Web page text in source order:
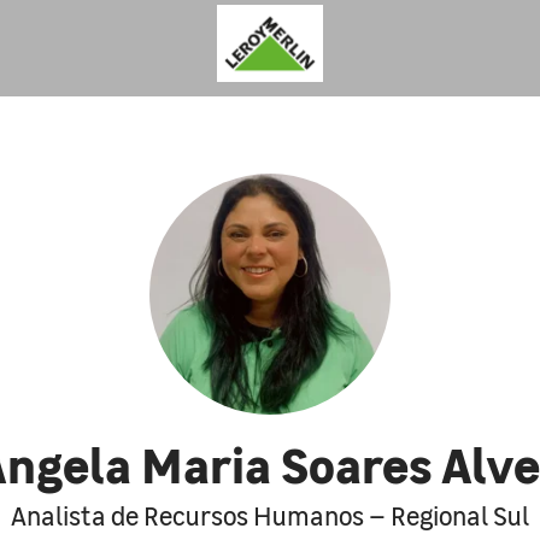
Maria Soares
Analista de Recursos Humanos – Regional Sul